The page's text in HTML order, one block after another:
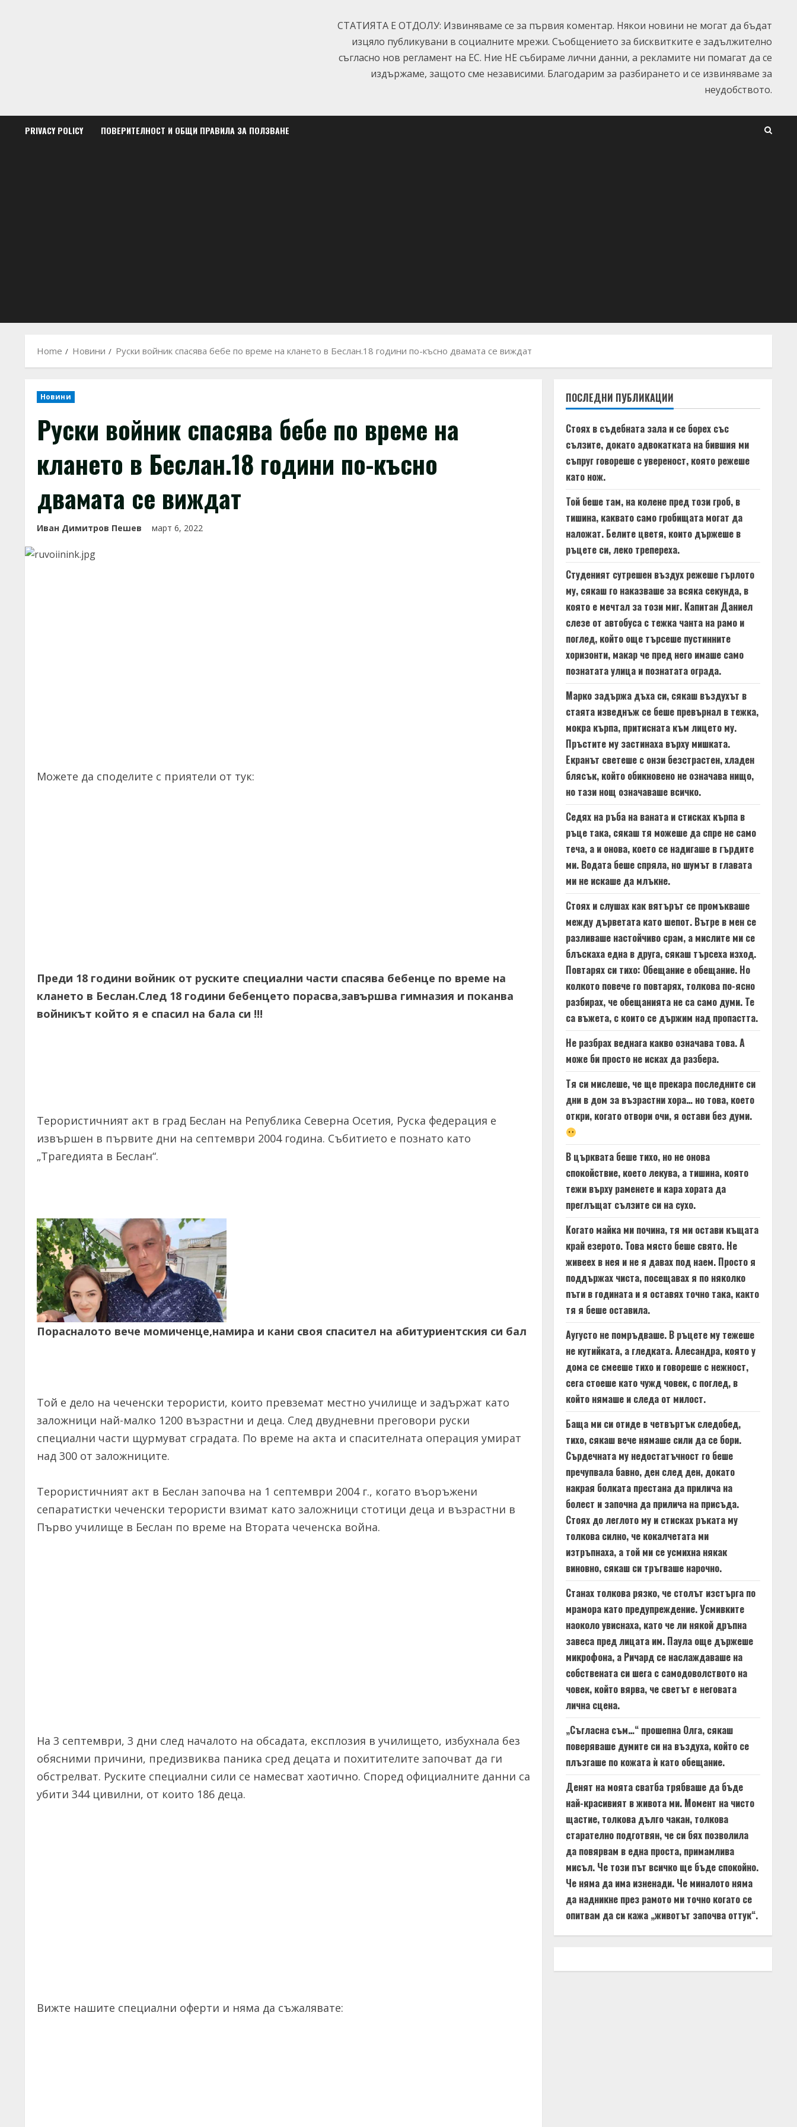
СТАТИЯТА Е ОТДОЛУ: Извиняваме се за първия коментар. Някои новини не могат да бъдат
изцяло публикувани в социалните мрежи. Съобщението за бисквитките е задължително
съгласно нов регламент на ЕС. Ние НЕ събираме лични данни, а рекламите ни помагат да се
издържаме, защото сме независими. Благодарим за разбирането и се извиняваме за
неудобството.
PRIVACY POLICY ПОВЕРИТЕЛНОСТ И ОБЩИ ПРАВИЛА ЗА ПОЛЗВАНЕ
Home Новини Руски войник спасява бебе по време на клането в Беслан.18 години по-късно двамата се виждат
Новини
Руски войник спасява бебе по време на
клането в Беслан.18 години по-късно
двамата се виждат
Иван Димитров Пешев март 6, 2022
Можете да споделите с приятели от тук:
Преди 18 години войник от руските специални части спасява бебенце по време на
клането в Беслан.След 18 години бебенцето порасва,завършва гимназия и поканва
войникът който я е спасил на бала си !!!
Терористичният акт в град Беслан на Република Северна Осетия, Руска федерация е
извършен в първите дни на септември 2004 година. Събитието е познато като
„Трагедията в Беслан“.
Порасналото вече момиченце,намира и кани своя спасител на абитуриентския си бал
Той е дело на чеченски терористи, които превземат местно училище и задържат като
заложници най-малко 1200 възрастни и деца. След двудневни преговори руски
специални части щурмуват сградата. По време на акта и спасителната операция умират
над 300 от заложниците.
Терористичният акт в Беслан започва на 1 септември 2004 г., когато въоръжени
сепаратистки чеченски терористи взимат като заложници стотици деца и възрастни в
Първо училище в Беслан по време на Втората чеченска война.
На 3 септември, 3 дни след началото на обсадата, експлозия в училището, избухнала без
обясними причини, предизвиква паника сред децата и похитителите започват да ги
обстрелват. Руските специални сили се намесват хаотично. Според официалните данни са
убити 344 цивилни, от които 186 деца.
Вижте нашите специални оферти и няма да съжалявате:
ПОСЛЕДНИ ПУБЛИКАЦИИ
Стоях в съдебната зала и се борех със
сълзите, докато адвокатката на бившия ми
съпруг говореше с увереност, която режеше
като нож.
Той беше там, на колене пред този гроб, в
тишина, каквато само гробищата могат да
наложат. Белите цветя, които държеше в
ръцете си, леко трепереха.
Студеният сутрешен въздух режеше гърлото
му, сякаш го наказваше за всяка секунда, в
която е мечтал за този миг. Капитан Даниел
слезе от автобуса с тежка чанта на рамо и
поглед, който още търсеше пустинните
хоризонти, макар че пред него имаше само
познатата улица и познатата ограда.
Марко задържа дъха си, сякаш въздухът в
стаята изведнъж се беше превърнал в тежка,
мокра кърпа, притисната към лицето му.
Пръстите му застинаха върху мишката.
Екранът светеше с онзи безстрастен, хладен
блясък, който обикновено не означава нищо,
но тази нощ означаваше всичко.
Седях на ръба на ваната и стисках кърпа в
ръце така, сякаш тя можеше да спре не само
теча, а и онова, което се надигаше в гърдите
ми. Водата беше спряла, но шумът в главата
ми не искаше да млъкне.
Стоях и слушах как вятърът се промъкваше
между дърветата като шепот. Вътре в мен се
разливаше настойчиво срам, а мислите ми се
блъскаха една в друга, сякаш търсеха изход.
Повтарях си тихо: Обещание е обещание. Но
колкото повече го повтарях, толкова по-ясно
разбирах, че обещанията не са само думи. Те
са въжета, с които се държим над пропастта.
Не разбрах веднага какво означава това. А
може би просто не исках да разбера.
Тя си мислеше, че ще прекара последните си
дни в дом за възрастни хора… но това, което
откри, когато отвори очи, я остави без думи.
В църквата беше тихо, но не онова
спокойствие, което лекува, а тишина, която
тежи върху раменете и кара хората да
преглъщат сълзите си на сухо.
Когато майка ми почина, тя ми остави къщата
край езерото. Това място беше свято. Не
живеех в нея и не я давах под наем. Просто я
поддържах чиста, посещавах я по няколко
пъти в годината и я оставях точно така, както
тя я беше оставила.
Аугусто не помръдваше. В ръцете му тежеше
не кутийката, а гледката. Алесандра, която у
дома се смееше тихо и говореше с нежност,
сега стоеше като чужд човек, с поглед, в
който нямаше и следа от милост.
Баща ми си отиде в четвъртък следобед,
тихо, сякаш вече нямаше сили да се бори.
Сърдечната му недостатъчност го беше
пречупвала бавно, ден след ден, докато
накрая болката престана да прилича на
болест и започна да прилича на присъда.
Стоях до леглото му и стисках ръката му
толкова силно, че кокалчетата ми
изтръпнаха, а той ми се усмихна някак
виновно, сякаш си тръгваше нарочно.
Станах толкова рязко, че столът изстърга по
мрамора като предупреждение. Усмивките
наоколо увиснаха, като че ли някой дръпна
завеса пред лицата им. Паула още държеше
микрофона, а Ричард се наслаждаваше на
собствената си шега с самодоволството на
човек, който вярва, че светът е неговата
лична сцена.
„Съгласна съм…“ прошепна Олга, сякаш
поверяваше думите си на въздуха, който се
плъзгаше по кожата ѝ като обещание.
Денят на моята сватба трябваше да бъде
най-красивият в живота ми. Момент на чисто
щастие, толкова дълго чакан, толкова
старателно подготвян, че си бях позволила
да повярвам в една проста, примамлива
мисъл. Че този път всичко ще бъде спокойно.
Че няма да има изненади. Че миналото няма
да надникне през рамото ми точно когато се
опитвам да си кажа „животът започва оттук“.